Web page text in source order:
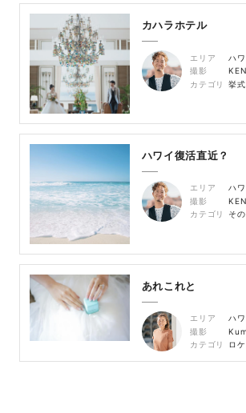
カハラホテル
エリア
ハワ
撮影
KEN
カテゴリ
挙
ハワイ復活直近？
エリア
ハワ
撮影
KEN
カテゴリ
そ
あれこれと
エリア
ハワ
撮影
カテゴリ
ロ